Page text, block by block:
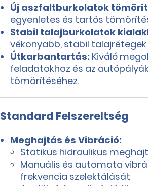
Új aszfaltburkolatok
egyenletes és tartós
Stabil talajburkolatok
vékonyabb, stabil talajrétegek
Útkarbantartás: Kiváló
feladatokhoz és az
tömörítéséhez.
Standard Felszereltség
Meghajtás és Vibráció:
Statikus hidraulikus
Manuális és automata
frekvencia szelektálását